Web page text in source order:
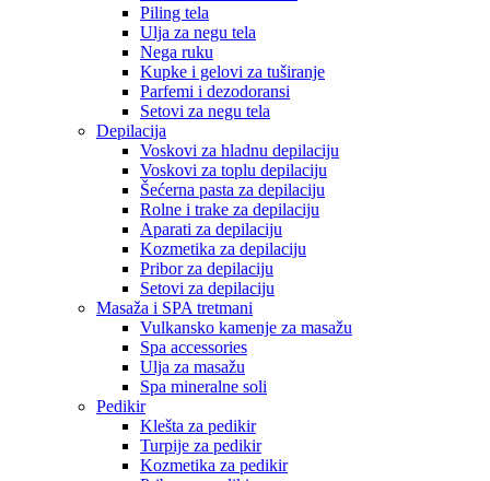
Piling tela
Ulja za negu tela
Nega ruku
Kupke i gelovi za tuširanje
Parfemi i dezodoransi
Setovi za negu tela
Depilacija
Voskovi za hladnu depilaciju
Voskovi za toplu depilaciju
Šećerna pasta za depilaciju
Rolne i trake za depilaciju
Aparati za depilaciju
Kozmetika za depilaciju
Pribor za depilaciju
Setovi za depilaciju
Masaža i SPA tretmani
Vulkansko kamenje za masažu
Spa accessories
Ulja za masažu
Spa mineralne soli
Pedikir
Klešta za pedikir
Turpije za pedikir
Kozmetika za pedikir